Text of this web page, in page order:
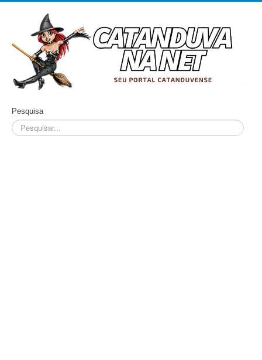
Pesquisa